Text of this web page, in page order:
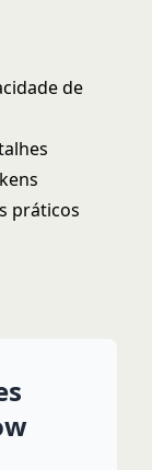
de
práticos